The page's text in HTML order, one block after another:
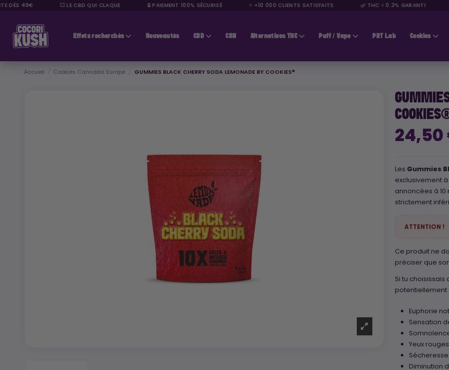
49€ 💥 LE CBD QUI CLAQUE 🔒 PAIEMENT 100% SÉCURISÉ ⭐ +10 000 CLIENTS SATISFAITS 🌿 THC < 0.3% GARANTI
Effets recherchés Nouveautés CBD CBN Alternatives THC Puff / Vape PRT Lab Cookies
Accueil Cookies Cannabis Europe GUMMIES BLACK CHERRY SODA LEMONADE BY COOKIES®
Les Gummies
exclusivement
annoncées à
strictement
ATTENTION !
Ce produit ne
préciser que
Si tu
potentiellement
Euphorie
Sensation
Yeux rouges
Diminution